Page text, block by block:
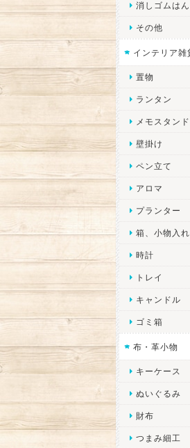
消しゴムはん
その他
インテリア雑
置物
ランタン
メモスタンド
壁掛け
ペン立て
アロマ
プランター
箱、小物入れ
時計
トレイ
キャンドル
ゴミ箱
布・革小物
キーケース
ぬいぐるみ
財布
つまみ細工